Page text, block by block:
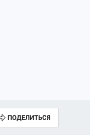
ПОДЕЛИТЬСЯ